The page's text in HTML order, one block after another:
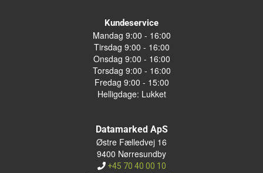
Kundeservice
Mandag 9:00 - 16:00
Tirsdag 9:00 - 16:00
Onsdag 9:00 - 16:00
Torsdag 9:00 - 16:00
Fredag 9:00 - 15:00
Helligdage: Lukket
Datamarked ApS
Østre Fælledvej 16
9400 Nørresundby
+45 70 40 00 10